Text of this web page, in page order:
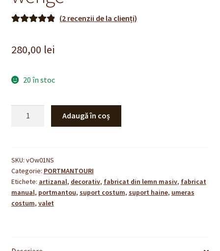
baza a
clienți
(2 recenzii de la clienți)
280,00 lei
20 în stoc
wenge
Adaugă în coș
SKU: vOw01NS
Categorie: PORTMANTOURI
Etichete: artizanal, decorativ, fabricat din lemn masiv, fabricat
manual, portmantou, suport costum, suport haine, umeras
costum, valet